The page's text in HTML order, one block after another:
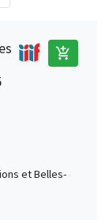
add_shopping_cart
et Belles-